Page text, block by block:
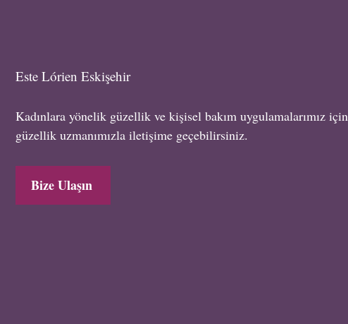
Este Lórien Eskişehir
Kadınlara yönelik güzellik ve kişisel bakım uygulamalarımız için
güzellik uzmanımızla iletişime geçebilirsiniz.
Bize Ulaşın